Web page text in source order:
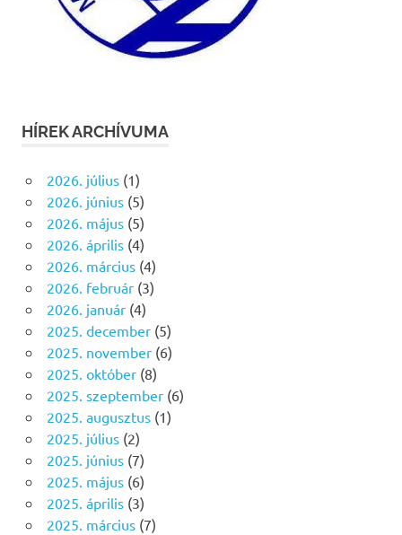
HÍREK ARCHÍVUMA
2026. július(1)
2026. június(5)
2026. május(5)
2026. április(4)
2026. március(4)
2026. február(3)
2026. január(4)
2025. december(5)
2025. november(6)
2025. október(8)
2025. szeptember(6)
2025. augusztus(1)
2025. július(2)
2025. június(7)
2025. május(6)
2025. április(3)
2025. március(7)